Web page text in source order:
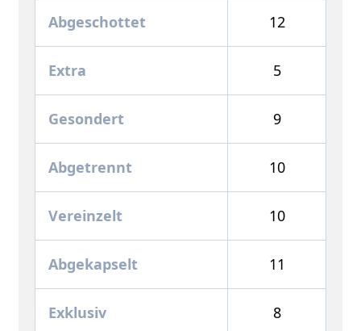
Abgeschottet 12
Extra 5
Gesondert 9
Abgetrennt 10
Vereinzelt 10
Abgekapselt 11
Exklusiv 8